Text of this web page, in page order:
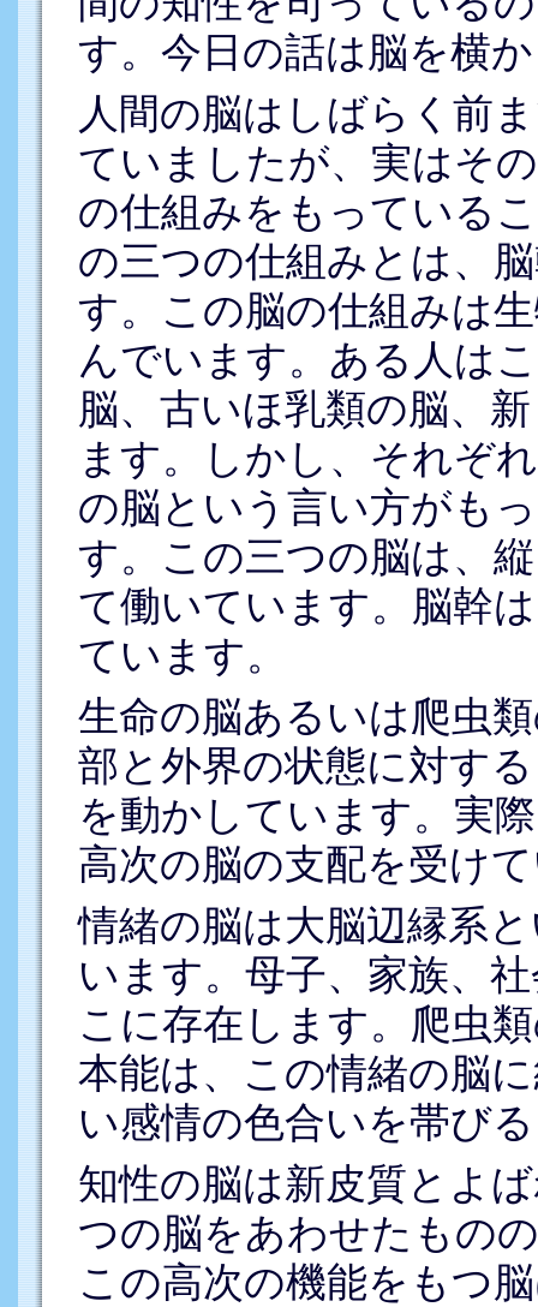
す。今日の話は脳を横
人間の脳はしばらく前
ていましたが、実はそ
の仕組みをもっている
の三つの仕組みとは、
す。この脳の仕組みは
んでいます。ある人は
脳、古いほ乳類の脳、
ます。しかし、それぞ
の脳という言い方がも
す。この三つの脳は、
て働いています。脳幹
ています。
生命の脳あるいは爬虫
部と外界の状態に対す
を動かしています。実
高次の脳の支配を受け
情緒の脳は大脳辺縁系
います。母子、家族、
こに存在します。爬虫
本能は、この情緒の脳
い感情の色合いを帯び
知性の脳は新皮質とよ
つの脳をあわせたもの
この高次の機能をもつ